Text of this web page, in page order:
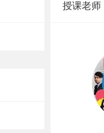
授课老师